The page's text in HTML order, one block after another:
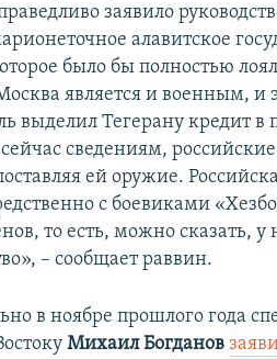
заявило
алавитское
было бы полностью
является и военным,
выделил Тегерану кредит в
сведениям,
ей оружие.
с боевиками
то есть, можно сказать, у
– сообщает раввин.
в ноябре прошлого года
Михаил Богданов